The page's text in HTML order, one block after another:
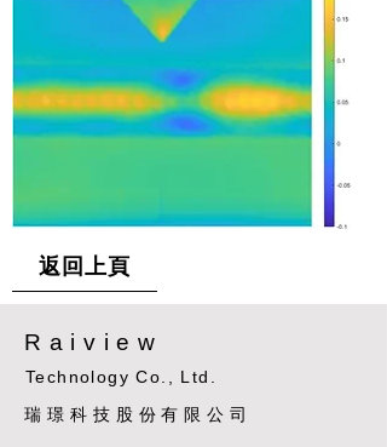
返回上頁
Raiview
Technology Co., Ltd.
​瑞璟科技股份有限公司